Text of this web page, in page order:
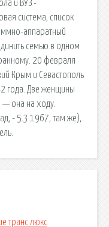
и ВУЗ -
сиcтема, список
аппаратный
семью в одном
20 февраля
Крым и Севастополь
года. Две женщины
— она на ходу.
- 5.3.1967, там же),
транс люкс